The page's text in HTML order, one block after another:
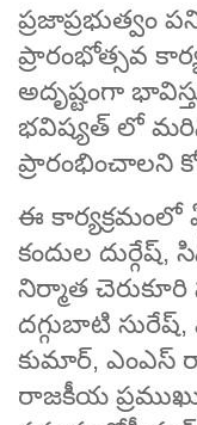
ప్రారంభోత్సవ
అదృష్టంగా
భవిష్యత్ లో
ప్రారంభించాలని
ఈ కార్యక్రమంలో
కందుల దుర్గేష్,
నిర్మాత చెరుకూరి
దగ్గుబాటి
కుమార్, ఎంఎస్
రాజకీయ